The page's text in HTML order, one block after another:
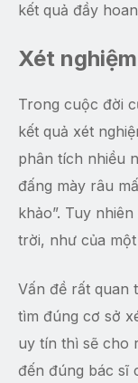
kết quả đầy
Xét
Trong cuộc đời
kết quả xét
phân tích nhiều
đấng mày râu
khảo”. Tuy
trời, như của
Vấn đề rất quan
tìm đúng cơ sở
uy tín thì sẽ cho
đến đúng bác sĩ